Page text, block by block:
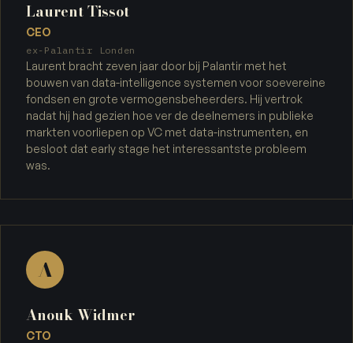
Laurent Tissot
CEO
ex-Palantir Londen
Laurent bracht zeven jaar door bij Palantir met het
bouwen van data-intelligence systemen voor soevereine
fondsen en grote vermogensbeheerders. Hij vertrok
nadat hij had gezien hoe ver de deelnemers in publieke
markten voorliepen op VC met data-instrumenten, en
besloot dat early stage het interessantste probleem
was.
A
Anouk Widmer
CTO